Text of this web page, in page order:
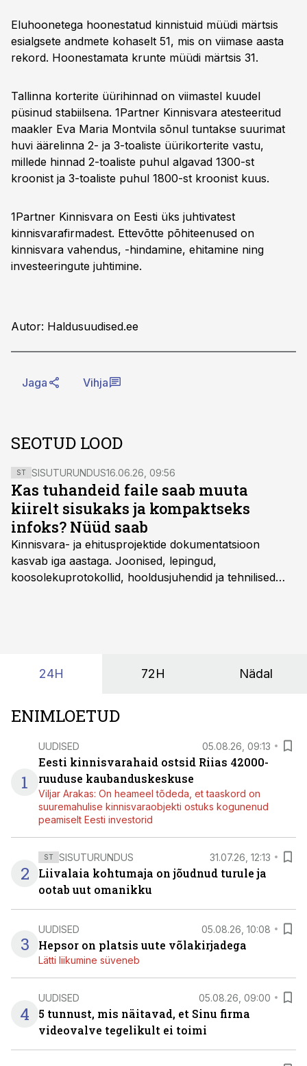
Eluhoonetega hoonestatud kinnistuid müüdi märtsis
esialgsete andmete kohaselt 51, mis on viimase aasta
rekord. Hoonestamata krunte müüdi märtsis 31.
Tallinna korterite üürihinnad on viimastel kuudel
püsinud stabiilsena. 1Partner Kinnisvara atesteeritud
maakler Eva Maria Montvila sõnul tuntakse suurimat
huvi äärelinna 2- ja 3-toaliste üürikorterite vastu,
millede hinnad 2-toaliste puhul algavad 1300-st
kroonist ja 3-toaliste puhul 1800-st kroonist kuus.
1Partner Kinnisvara on Eesti üks juhtivatest
kinnisvarafirmadest. Ettevõtte põhiteenused on
kinnisvara vahendus, -hindamine, ehitamine ning
investeeringute juhtimine.
Autor: Haldusuudised.ee
Jaga Vihja
SEOTUD LOOD
ST SISUTURUNDUS16.06.26, 09:56
Kas tuhandeid faile saab muuta
kiirelt sisukaks ja kompaktseks
infoks? Nüüd saab
Kinnisvara- ja ehitusprojektide dokumentatsioon
kasvab iga aastaga. Joonised, lepingud,
koosolekuprotokollid, hooldusjuhendid ja tehnilised
24H 72H Nädal
ENIMLOETUD
1
UUDISED 05.08.26, 09:13
Eesti kinnisvarahaid ostsid Riias 42000-
ruuduse kaubanduskeskuse
Viljar Arakas: On heameel tõdeda, et taaskord on
suuremahulise kinnisvaraobjekti ostuks kogunenud
peamiselt Eesti investorid
2
ST SISUTURUNDUS 31.07.26, 12:13
Liivalaia kohtumaja on jõudnud turule ja
ootab uut omanikku
3
UUDISED 05.08.26, 10:08
Hepsor on platsis uute võlakirjadega
Lätti liikumine süveneb
4
UUDISED 05.08.26, 09:00
5 tunnust, mis näitavad, et Sinu firma
videovalve tegelikult ei toimi